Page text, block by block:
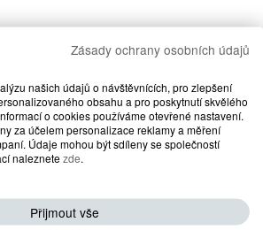
Zásady ochrany osobních údajů
našich údajů o návštěvnících, pro zlepšení
obsahu a pro poskytnutí skvělého
o cookies používáme otevřené nastavení.
za účelem personalizace reklamy a měření
Údaje mohou být sdíleny se společností
naleznetezde.
Přijmout vše